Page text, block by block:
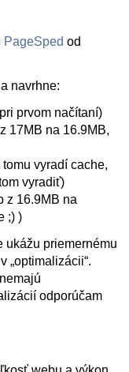
PageSped od
a navrhne:
prvom načítaní)
17MB na 16.9MB,
vyradí cache,
vyradiť)
z 16.9MB na
;) )
ukážu priemernému
„optimalizácii“.
odporúčam